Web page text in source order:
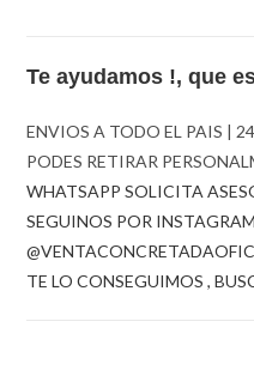
Te ayudamos !, que
ENVIOS A TODO EL PAIS |
PODES RETIRAR
WHATSAPP SOLICITA
SEGUINOS POR INSTAGRAM
TE LO CONSEGUIMOS ,